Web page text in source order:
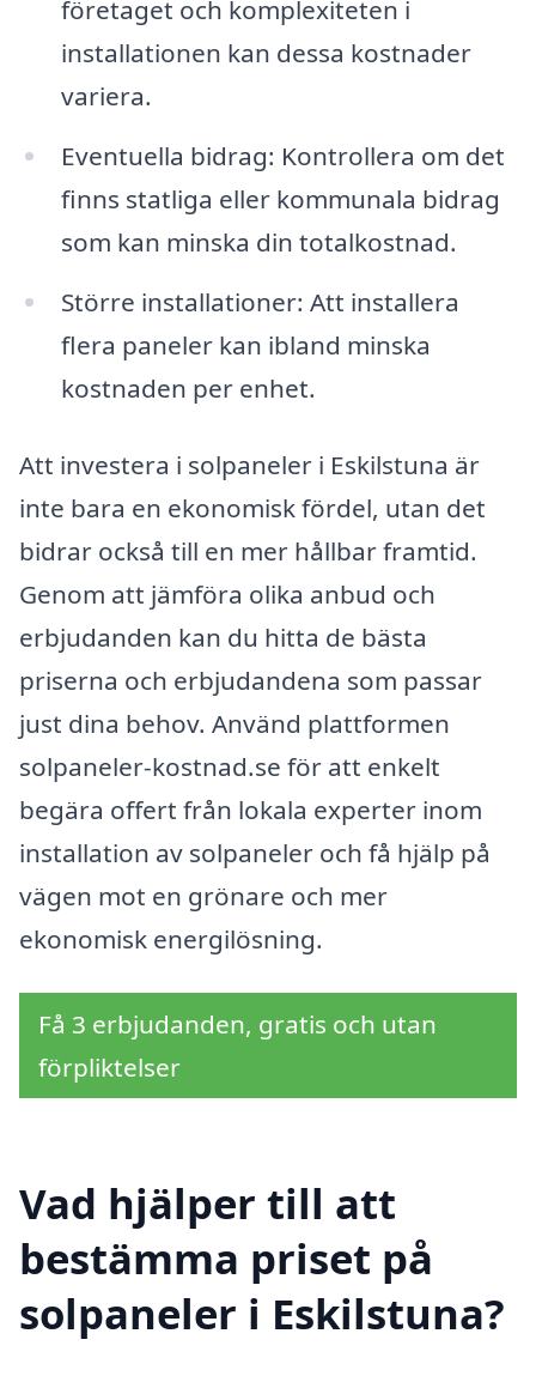
företaget och komplexiteten i
installationen kan dessa kostnader
variera.
Eventuella bidrag: Kontrollera om det
finns statliga eller kommunala bidrag
som kan minska din totalkostnad.
Större installationer: Att installera
flera paneler kan ibland minska
kostnaden per enhet.
Att investera i solpaneler i Eskilstuna är
inte bara en ekonomisk fördel, utan det
bidrar också till en mer hållbar framtid.
Genom att jämföra olika anbud och
erbjudanden kan du hitta de bästa
priserna och erbjudandena som passar
just dina behov. Använd plattformen
solpaneler-kostnad.se för att enkelt
begära offert från lokala experter inom
installation av solpaneler och få hjälp på
vägen mot en grönare och mer
ekonomisk energilösning.
Få 3 erbjudanden, gratis och utan
förpliktelser
Vad hjälper till att
bestämma priset på
solpaneler i Eskilstuna?